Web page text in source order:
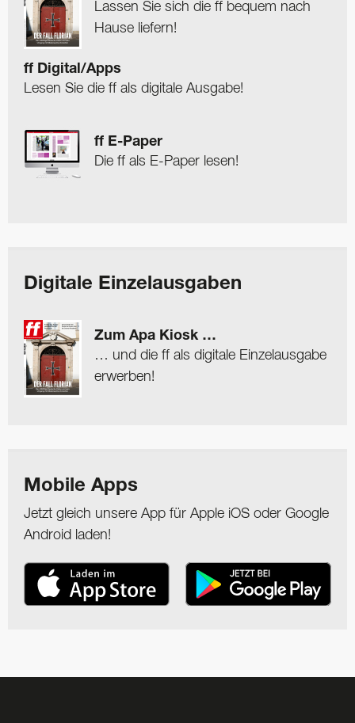
Lassen Sie sich die ff bequem nach
Hause liefern!
ff Digital/Apps
Lesen Sie die ff als digitale Ausgabe!
ff E-Paper
Die ff als E-Paper lesen!
Digitale Einzelausgaben
Zum Apa Kiosk …
… und die ff als digitale Einzelausgabe
erwerben!
Mobile Apps
Jetzt gleich unsere App für Apple iOS oder Google
Android laden!